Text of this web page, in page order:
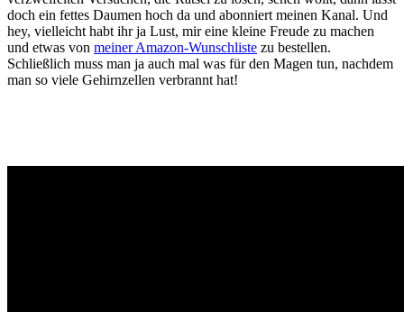
doch ein fettes Daumen hoch da und abonniert meinen Kanal. Und
hey, vielleicht habt ihr ja Lust, mir eine kleine Freude zu machen
und etwas von meiner Amazon-Wunschliste zu bestellen.
Schließlich muss man ja auch mal was für den Magen tun, nachdem
man so viele Gehirnzellen verbrannt hat!